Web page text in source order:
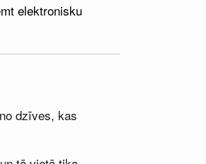
elektronisku
dzīves, kas